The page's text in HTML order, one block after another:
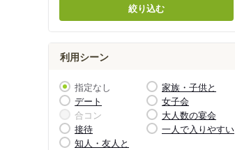
絞り込む
利用シーン
指定なし
家族・子供と
デート
女子会
合コン
大人数の宴会
接待
一人で入りやすい
知人・友人と